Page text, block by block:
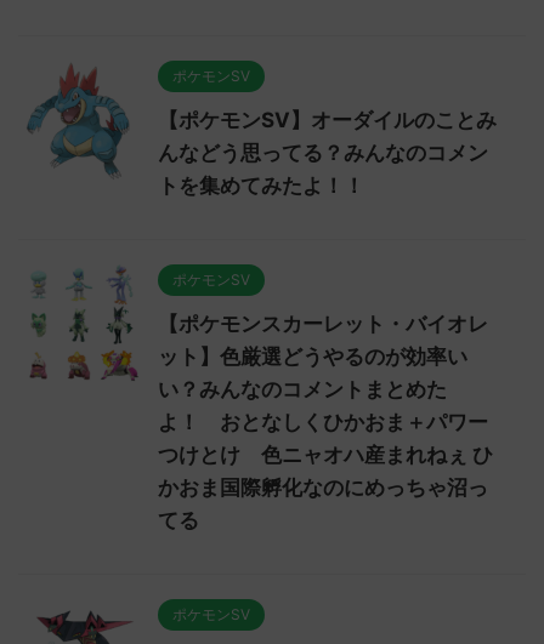
ポケモンSV
【ポケモンSV】オーダイルのことみ
んなどう思ってる？みんなのコメン
トを集めてみたよ！！
ポケモンSV
【ポケモンスカーレット・バイオレ
ット】色厳選どうやるのが効率い
い？みんなのコメントまとめた
よ！ おとなしくひかおま＋パワー
つけとけ 色ニャオハ産まれねぇ ひ
かおま国際孵化なのにめっちゃ沼っ
てる
ポケモンSV